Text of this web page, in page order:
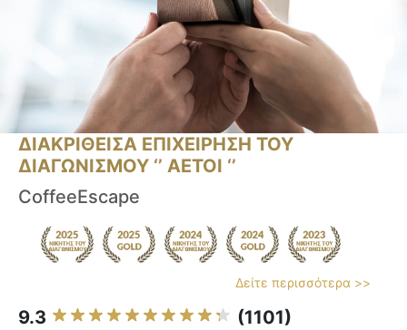
ΔΙΑΚΡΙΘΕΙΣΑ ΕΠΙΧΕΙΡΗΣΗ ΤΟΥ
ΔΙΑΓΩΝΙΣΜΟΥ ‘’ ΑΕΤΟΙ ‘’
CoffeeEscape
Δείτε περισσότερα >>
9.3 (1101)